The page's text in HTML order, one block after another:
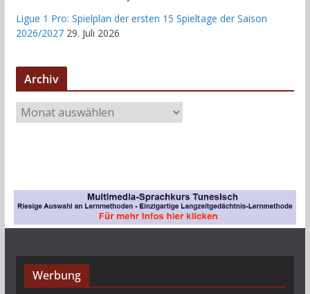
Ligue 1 Pro: Spielplan der ersten 15 Spieltage der Saison
2026/2027 29. Juli 2026
Archiv
r
Werbung